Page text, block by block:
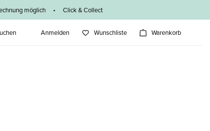
möglich • Click & Collect
Anmelden Wunschliste Warenkorb